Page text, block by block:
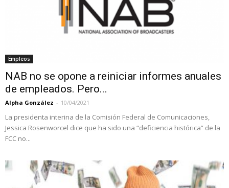
Empleos
NAB no se opone a reiniciar informes anuales
de empleados. Pero...
Alpha González - 10/04/2021
La presidenta interina de la Comisión Federal de Comunicaciones,
Jessica Rosenworcel dice que ha sido una “deficiencia histórica” de la
FCC no...